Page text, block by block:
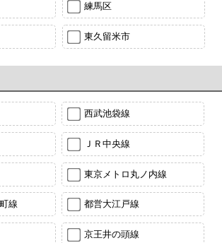
練馬区
東久留米市
西武池袋線
ＪＲ中央線
東京メトロ丸ノ内線
線 都営大江戸線
京王井の頭線